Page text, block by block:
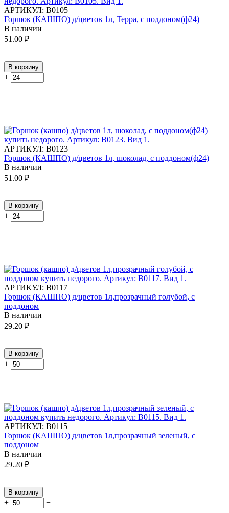
АРТИКУЛ: В0105
Горшок (КАШПО) д/цветов 1л, Терра, с поддоном(ф24)
В наличии
51.00 ₽
В корзину
+ −
АРТИКУЛ: В0123
Горшок (КАШПО) д/цветов 1л, шоколад, с поддоном(ф24)
В наличии
51.00 ₽
В корзину
+ −
АРТИКУЛ: В0117
Горшок (КАШПО) д/цветов 1л,прозрачный голубой, с
поддоном
В наличии
29.20 ₽
В корзину
+ −
АРТИКУЛ: В0115
Горшок (КАШПО) д/цветов 1л,прозрачный зеленый, с
поддоном
В наличии
29.20 ₽
В корзину
+ −